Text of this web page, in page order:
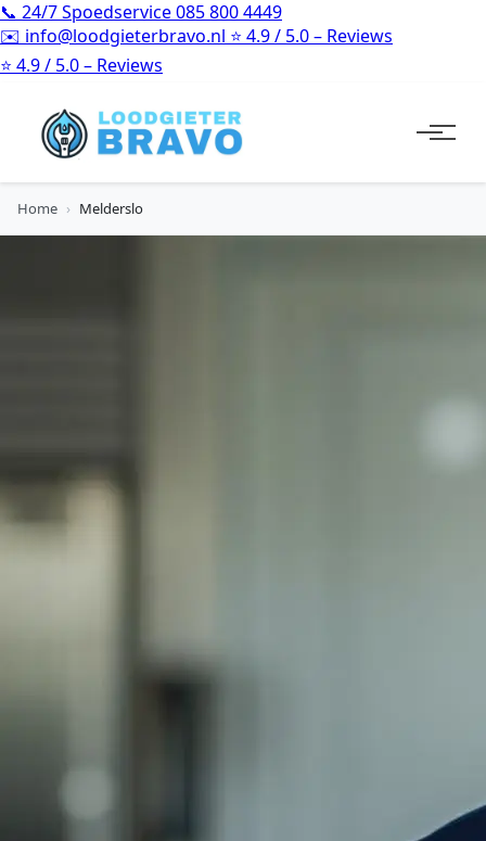
📞 24/7 Spoedservice085 800 4449
✉️ info@loodgieterbravo.nl ⭐ 4.9 / 5.0 – Reviews
⭐ 4.9 / 5.0 – Reviews
Home › Melderslo